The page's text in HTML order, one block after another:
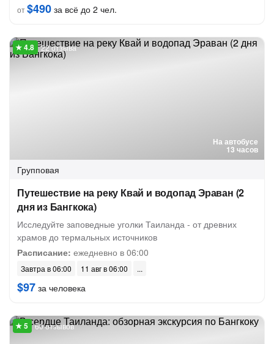
от$490 за всё до 2 чел.
На автобусе
13 часов
22 отзыва
Групповая
Путешествие на реку Квай и водопад Эраван (2
дня из Бангкока)
Исследуйте заповедные уголки Таиланда - от древних
храмов до термальных источников
Расписание: ежедневно в 06:00
Завтра в 06:00 11 авг в 06:00
$97 за человека
60 отзывов